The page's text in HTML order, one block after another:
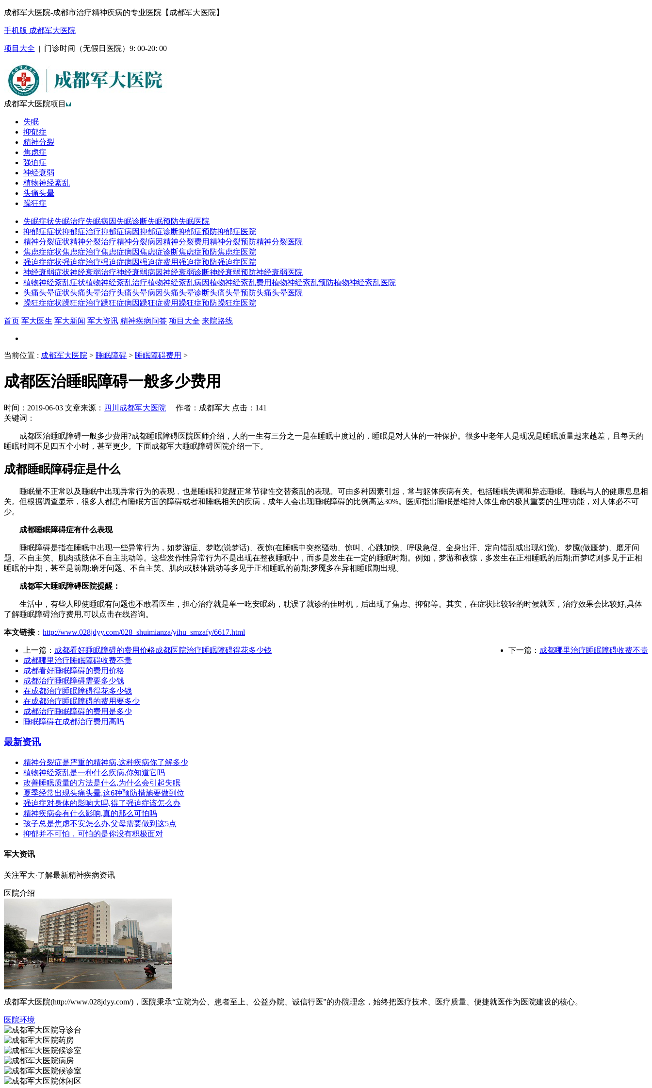
成都军大医院-成都市治疗精神疾病的专业医院【成都军大医院】
手机版 成都军大医院
项目大全 | 门诊时间（无假日医院）9: 00-20: 00
成都军大医院项目
失眠
抑郁症
精神分裂
焦虑症
强迫症
神经衰弱
植物神经紊乱
头痛头晕
躁狂症
失眠症状失眠治疗失眠病因 失眠诊断失眠预防失眠医院
抑郁症症状抑郁症治疗抑郁症病因抑郁症诊断抑郁症预防抑郁症医院
精神分裂症状精神分裂治疗精神分裂病因精神分裂费用精神分裂预防精神分裂医院
焦虑症症状焦虑症治疗焦虑症病因焦虑症诊断焦虑症预防焦虑症医院
强迫症症状强迫症治疗强迫症病因强迫症费用强迫症预防强迫症医院
神经衰弱症状神经衰弱治疗神经衰弱病因神经衰弱诊断神经衰弱预防神经衰弱医院
植物神经紊乱症状植物神经紊乱治疗植物神经紊乱病因植物神经紊乱费用植物神经紊乱预防植物神经紊乱医院
头痛头晕症状头痛头晕治疗头痛头晕病因头痛头晕诊断头痛头晕预防头痛头晕医院
躁狂症症状躁狂症治疗躁狂症病因 躁狂症费用 躁狂症预防躁狂症医院
首页 军大医生 军大新闻 军大资讯 精神疾病问答 项目大全 来院路线
当前位置 : 成都军大医院 > 睡眠障碍 > 睡眠障碍费用 >
成都医治睡眠障碍一般多少费用
时间：2019-06-03 文章来源： 四川成都军大医院 作者：成都军大 点击：141
关键词：
成都医治睡眠障碍一般多少费用?成都睡眠障碍医院医师介绍，人的一生有三分之一是在睡眠中度过的，睡眠是对人体的一种保护。很多中老年人是现况是睡眠质量越来越差，且每天的
睡眠时间不足四五个小时，甚至更少。下面成都军大睡眠障碍医院介绍一下。
成都睡眠障碍症是什么
睡眠量不正常以及睡眠中出现异常行为的表现﹐也是睡眠和觉醒正常节律性交替紊乱的表现。可由多种因素引起﹐常与躯体疾病有关。包括睡眠失调和异态睡眠。睡眠与人的健康息息相
关。但根据调查显示，很多人都患有睡眠方面的障碍或者和睡眠相关的疾病，成年人会出现睡眠障碍的比例高达30%。医师指出睡眠是维持人体生命的极其重要的生理功能，对人体必不可
少。
成都睡眠障碍症有什么表现
睡眠障碍是指在睡眠中出现一些异常行为，如梦游症、梦呓(说梦话)、夜惊(在睡眠中突然骚动、惊叫、心跳加快、呼吸急促、全身出汗、定向错乱或出现幻觉)、梦魇(做噩梦)、磨牙问
题、不自主笑、肌肉或肢体不自主跳动等。这些发作性异常行为不是出现在整夜睡眠中，而多是发生在一定的睡眠时期。例如，梦游和夜惊，多发生在正相睡眠的后期;而梦呓则多见于正相
睡眠的中期，甚至是前期;磨牙问题、不自主笑、肌肉或肢体跳动等多见于正相睡眠的前期;梦魇多在异相睡眠期出现。
成都军大睡眠障碍医院提醒：
生活中，有些人即使睡眠有问题也不敢看医生，担心治疗就是单一吃安眠药，耽误了就诊的佳时机，后出现了焦虑、抑郁等。其实，在症状比较轻的时候就医，治疗效果会比较好,具体
了解睡眠障碍治疗费用,可以点击在线咨询。
本文链接： http://www.028jdyy.com/028_shuimianza/yihu_smzafy/6617.html
上一篇： 成都看好睡眠障碍的费用价格 下一篇： 成都哪里治疗睡眠障碍收费不贵
成都医院治疗睡眠障碍得花多少钱
成都哪里治疗睡眠障碍收费不贵
成都看好睡眠障碍的费用价格
成都治疗睡眠障碍需要多少钱
在成都治疗睡眠障碍得花多少钱
在成都治疗睡眠障碍的费用要多少
成都治疗睡眠障碍的费用是多少
睡眠障碍在成都治疗费用高吗
最新资讯
精神分裂症是严重的精神病,这种疾病你了解多少
植物神经紊乱是一种什么疾病,你知道它吗
改善睡眠质量的方法是什么,为什么会引起失眠
夏季经常出现头痛头晕,这6种预防措施要做到位
强迫症对身体的影响大吗,得了强迫症该怎么办
精神疾病会有什么影响,真的那么可怕吗
孩子总是焦虑不安怎么办,父母需要做到这5点
抑郁并不可怕，可怕的是你没有积极面对
军大资讯
关注军大·了解最新精神疾病资讯
医院介绍
成都军大医院(http://www.028jdyy.com/)，医院秉承“立院为公、患者至上、公益办院、诚信行医”的办院理念，始终把医疗技术、医疗质量、便捷就医作为医院建设的核心。
医院环境